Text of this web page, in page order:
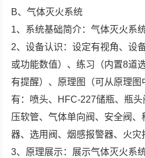
B、气体灭火系统
1、系统基础简介：气体灭火系
2、设备认识：设定有视角、设
或功能数值）、练习（内置8道
有提醒）、原理图（可从原理
有：喷头、HFC-227储瓶、瓶
压软管、气体单向阀、安全阀
器、选用阀、烟感报警器、火灾
3、原理展示：展示气体灭火系